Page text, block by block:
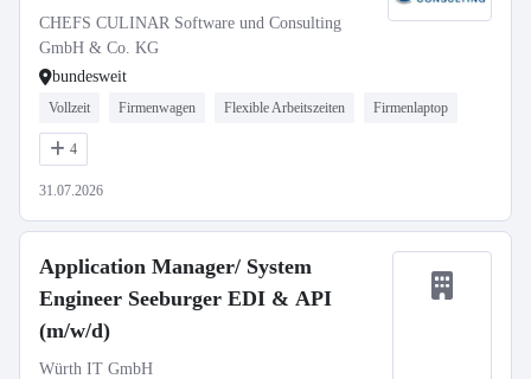
CHEFS CULINAR Software und Consulting
GmbH & Co. KG
bundesweit
Vollzeit Firmenwagen Flexible Arbeitszeiten Firmenlaptop
4
31.07.2026
Application Manager/ System
Engineer Seeburger EDI & API
(m/w/d)
Würth IT GmbH